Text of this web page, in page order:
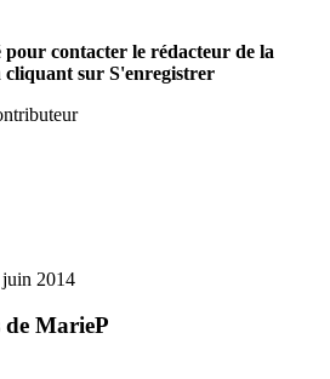
pour contacter le rédacteur de la
sur S'enregistrer
juin 2014
MarieP